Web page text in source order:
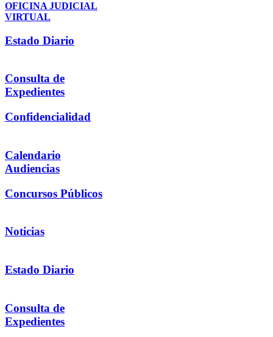
OFICINA JUDICIAL
VIRTUAL
Estado Diario
Consulta de
Expedientes
Confidencialidad
Calendario
Audiencias
Concursos Públicos
Noticias
Estado Diario
Consulta de
Expedientes